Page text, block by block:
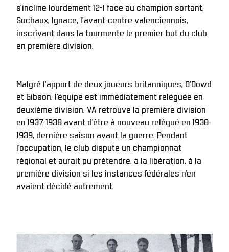
s’incline lourdement 12-1 face au champion sortant,
Sochaux, Ignace, l’avant-centre valenciennois,
inscrivant dans la tourmente le premier but du club
en première division.
Malgré l’apport de deux joueurs britanniques, O’Dowd
et Gibson, l’équipe est immédiatement reléguée en
deuxième division. VA retrouve la première division
en 1937-1938 avant d’être à nouveau relégué en 1938-
1939, dernière saison avant la guerre. Pendant
l’occupation, le club dispute un championnat
régional et aurait pu prétendre, à la libération, à la
première division si les instances fédérales n’en
avaient décidé autrement.